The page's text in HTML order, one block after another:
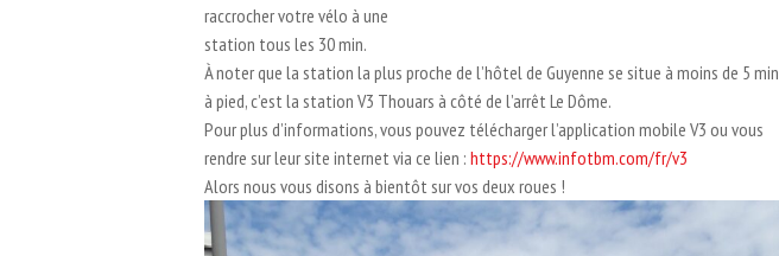
raccrocher votre vélo à une
station tous les 30 min.
À noter que la station la plus proche de l’hôtel de Guyenne se situe à moins de 5 min
à pied, c’est la station V3 Thouars à côté de l’arrêt Le Dôme.
Pour plus d’informations, vous pouvez télécharger l’application mobile V3 ou vous
rendre sur leur site internet via ce lien : https://www.infotbm.com/fr/v3
Alors nous vous disons à bientôt sur vos deux roues !